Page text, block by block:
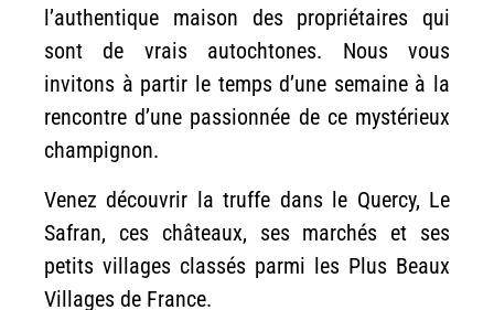
l’authentique maison des propriétaires qui
sont de vrais autochtones. Nous vous
invitons à partir le temps d’une semaine à la
rencontre d’une passionnée de ce mystérieux
champignon.
Venez découvrir la truffe dans le Quercy, Le
Safran, ces châteaux, ses marchés et ses
petits villages classés parmi les Plus Beaux
Villages de France.